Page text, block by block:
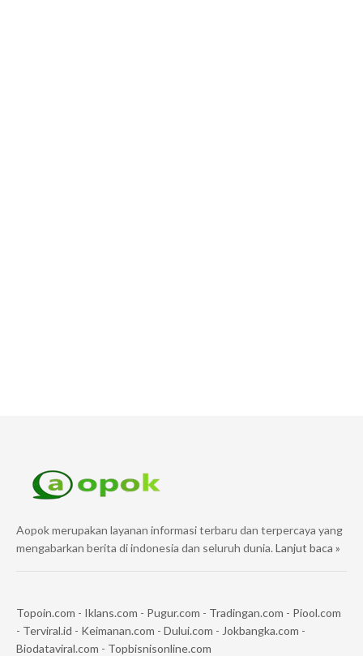
Aopok merupakan layanan informasi terbaru dan terpercaya yang
mengabarkan berita di indonesia dan seluruh dunia. Lanjut baca »
Topoin.com - Iklans.com - Pugur.com - Tradingan.com - Piool.com
- Terviral.id - Keimanan.com - Dului.com - Jokbangka.com -
Biodataviral.com - Topbisnisonline.com